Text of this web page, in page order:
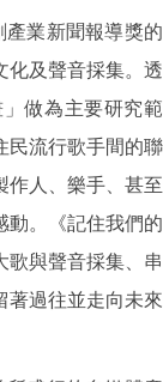
業新聞報導獎的
化及聲音採集。透
做為主要研究範
民流行歌手間的聯
作人、樂手、甚至
動。《記住我們的
與聲音採集、串
著過往並走向未來